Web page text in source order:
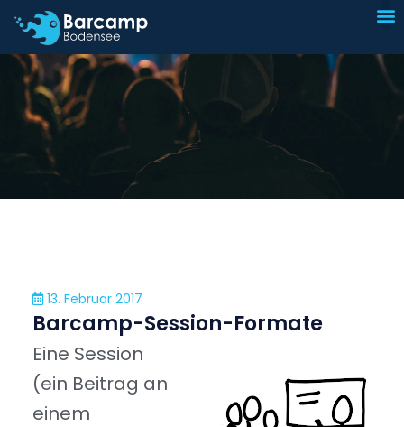
13. Februar 2017
Barcamp-Session-Formate
Eine Session
(ein Beitrag an
einem